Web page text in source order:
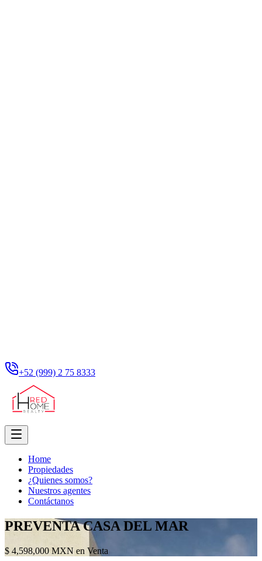
+52 (999) 2 75 8333
Home
Propiedades
¿Quienes somos?
Nuestros agentes
Contáctanos
PREVENTA CASA DEL MAR
$ 4,598,000 MXN en Venta